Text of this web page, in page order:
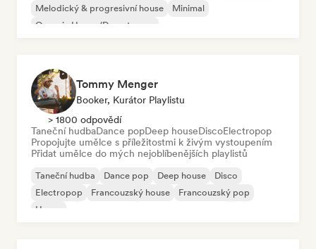
Melodický & progresivní house
Minimal
Organic House/Downtempo
Tommy Menger
Booker, Kurátor Playlistu
> 1800 odpovědí
Taneční hudbaDance popDeep houseDiscoElectropop
Propojujte umělce s příležitostmi k živým vystoupením
Přidat umělce do mých nejoblíbenějších playlistů
Taneční hudba Dance pop Deep house
Disco
Electropop
Francouzský house
Francouzský pop
House